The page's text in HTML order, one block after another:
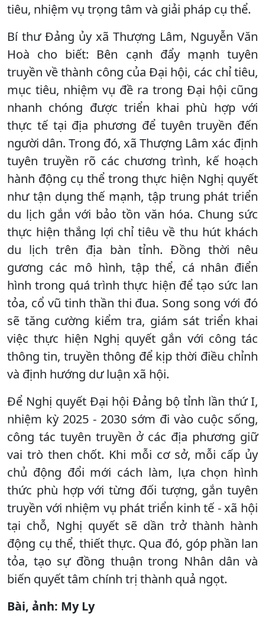
tiêu, nhiệm vụ trọng tâm và giải pháp cụ thể.
Bí thư Đảng ủy xã Thượng Lâm, Nguyễn Văn
Hoà cho biết: Bên cạnh đẩy mạnh tuyên
truyền về thành công của Đại hội, các chỉ tiêu,
mục tiêu, nhiệm vụ đề ra trong Đại hội cũng
nhanh chóng được triển khai phù hợp với
thực tế tại địa phương để tuyên truyền đến
người dân. Trong đó, xã Thượng Lâm xác định
tuyên truyền rõ các chương trình, kế hoạch
hành động cụ thể trong thực hiện Nghị quyết
như tận dụng thế mạnh, tập trung phát triển
du lịch gắn với bảo tồn văn hóa. Chung sức
thực hiện thắng lợi chỉ tiêu về thu hút khách
du lịch trên địa bàn tỉnh. Đồng thời nêu
gương các mô hình, tập thể, cá nhân điển
hình trong quá trình thực hiện để tạo sức lan
tỏa, cổ vũ tinh thần thi đua. Song song với đó
sẽ tăng cường kiểm tra, giám sát triển khai
việc thực hiện Nghị quyết gắn với công tác
thông tin, truyền thông để kịp thời điều chỉnh
và định hướng dư luận xã hội.
Để Nghị quyết Đại hội Đảng bộ tỉnh lần thứ I,
nhiệm kỳ 2025 - 2030 sớm đi vào cuộc sống,
công tác tuyên truyền ở các địa phương giữ
vai trò then chốt. Khi mỗi cơ sở, mỗi cấp ủy
chủ động đổi mới cách làm, lựa chọn hình
thức phù hợp với từng đối tượng, gắn tuyên
truyền với nhiệm vụ phát triển kinh tế - xã hội
tại chỗ, Nghị quyết sẽ dần trở thành hành
động cụ thể, thiết thực. Qua đó, góp phần lan
tỏa, tạo sự đồng thuận trong Nhân dân và
biến quyết tâm chính trị thành quả ngọt.
Bài, ảnh: My Ly